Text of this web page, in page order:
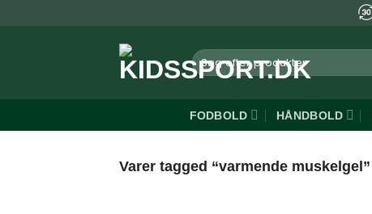
til
Søg
efter:
FODBOLD HÅNDBOLD
Varer tagged “varmende muskelgel”